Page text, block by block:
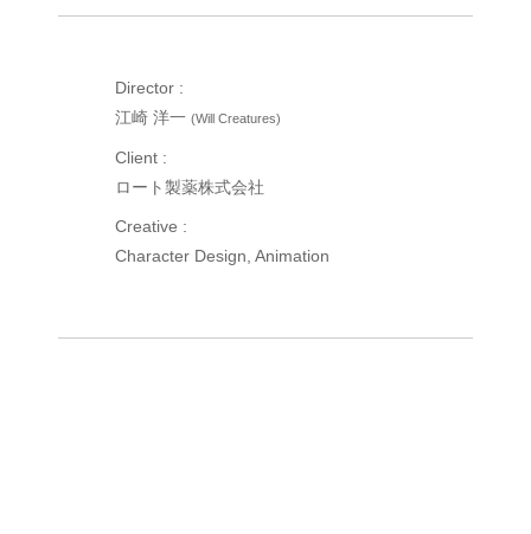
Director :
江崎 洋一 (Will Creatures)
Client :
ロート製薬株式会社
Creative :
Character Design, Animation